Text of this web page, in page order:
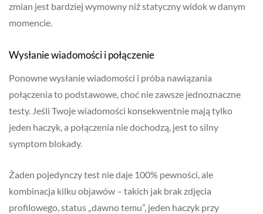
zmian jest bardziej wymowny niż statyczny widok w danym
momencie.
Wysłanie wiadomości i połączenie
Ponowne wysłanie wiadomości i próba nawiązania
połączenia to podstawowe, choć nie zawsze jednoznaczne
testy. Jeśli Twoje wiadomości konsekwentnie mają tylko
jeden haczyk, a połączenia nie dochodzą, jest to silny
symptom blokady.
Żaden pojedynczy test nie daje 100% pewności, ale
kombinacja kilku objawów – takich jak brak zdjęcia
profilowego, status „dawno temu”, jeden haczyk przy